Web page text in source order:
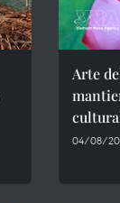
Arte
04/08/